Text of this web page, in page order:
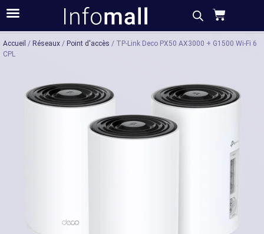
Acheter Description Caractéristiques
Accueil / Réseaux / Point d'accès / TP-Link Deco PX50 AX3000 + G1500 Wi-Fi 6
CPL